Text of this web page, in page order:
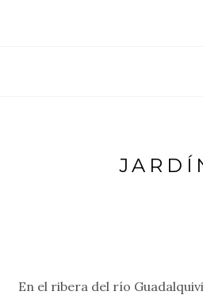
En el ribera del río